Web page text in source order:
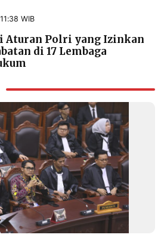
WIB
Aturan Polri yang Izinkan
di 17 Lembaga